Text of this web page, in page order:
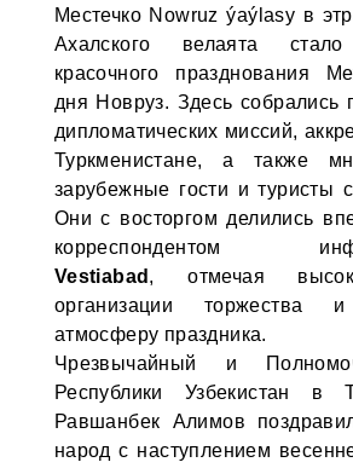
Местечко Nowruz ýaýlasy в
Ахалского велаята стало
красочного празднования
дня Новруз. Здесь собрались
дипломатических миссий,
Туркменистане, а также
зарубежные гости и туристы
Они с восторгом делились
корреспондентом
Vestiabad , отмечая
организации торжества
атмосферу праздника.
Чрезвычайный и
Республики Узбекистан в
Равшанбек Алимов
народ с наступлением